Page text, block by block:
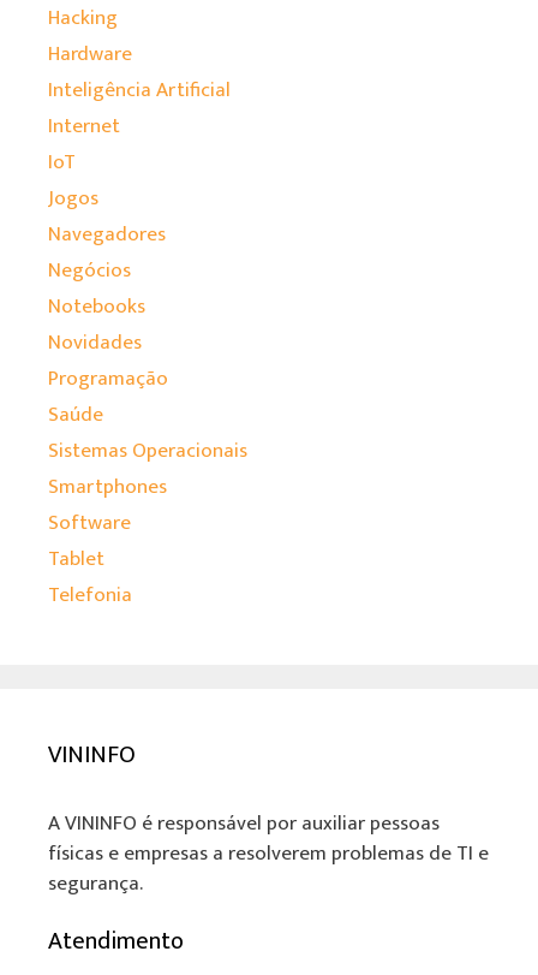
Hacking
Hardware
Inteligência Artificial
Internet
IoT
Jogos
Navegadores
Negócios
Notebooks
Novidades
Programação
Saúde
Sistemas Operacionais
Smartphones
Software
Tablet
Telefonia
VININFO
A VININFO é responsável por auxiliar pessoas
físicas e empresas a resolverem problemas de TI e
segurança.
Atendimento